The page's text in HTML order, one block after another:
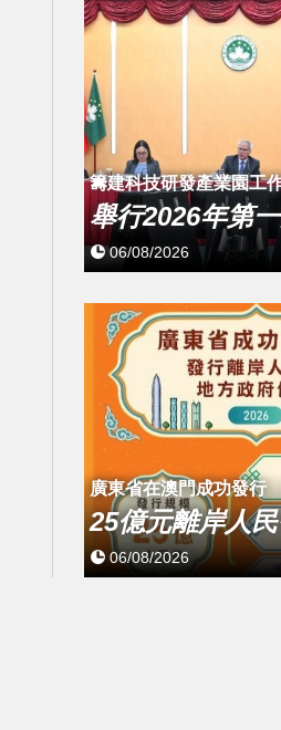
籌建科技研發產業園工
舉行2026年第
06/08/2026
廣東省在澳門成功發行
25億元離岸人
06/08/2026